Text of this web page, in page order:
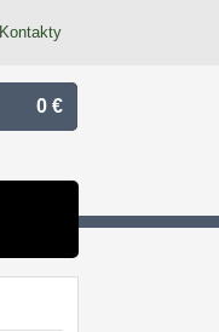
Kontakty
0 €